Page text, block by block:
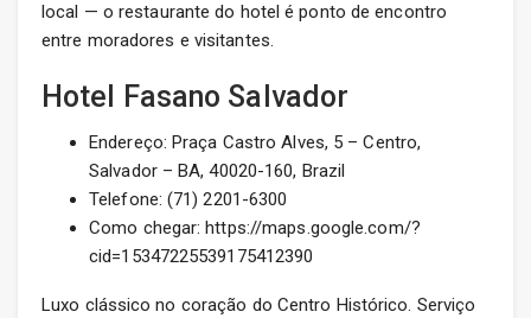
local — o restaurante do hotel é ponto de encontro
entre moradores e visitantes.
Hotel Fasano Salvador
Endereço: Praça Castro Alves, 5 – Centro,
Salvador – BA, 40020-160, Brazil
Telefone: (71) 2201-6300
Como chegar: https://maps.google.com/?
cid=15347225539175412390
Luxo clássico no coração do Centro Histórico. Serviço